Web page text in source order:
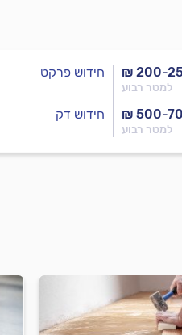
₪ 200-
למטר רבוע
₪ 500-
למטר רבוע
חידוש פרקט
חידוש דק